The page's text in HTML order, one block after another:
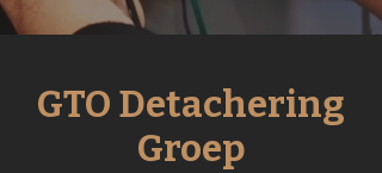
GTO Detachering
Groep